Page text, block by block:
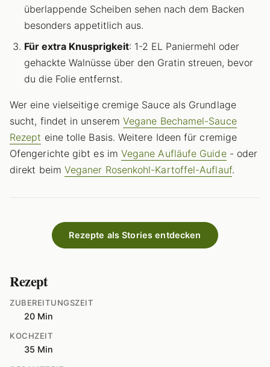
überlappende Scheiben sehen nach dem Backen
besonders appetitlich aus.
Für extra Knusprigkeit: 1-2 EL Paniermehl oder
gehackte Walnüsse über den Gratin streuen, bevor
du die Folie entfernst.
Wer eine vielseitige cremige Sauce als Grundlage
sucht, findet in unseremVegane Bechamel-Sauce
Rezept eine tolle Basis. Weitere Ideen für cremige
Ofengerichte gibt es im Vegane Aufläufe Guide- oder
direkt beim Veganer Rosenkohl-Kartoffel-Auflauf.
Rezepte als Stories entdecken
Rezept
ZUBEREITUNGSZEIT
20 Min
KOCHZEIT
35 Min